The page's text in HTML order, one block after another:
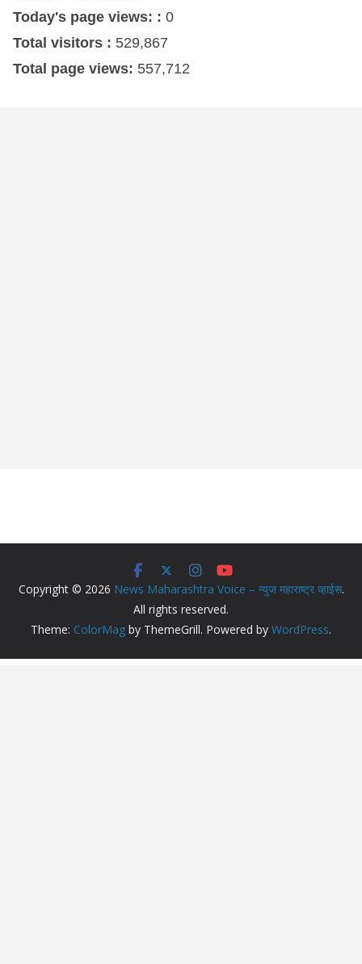
Today's page views: : 0
Total visitors : 529,867
Total page views: 557,712
Copyright © 2026 News Maharashtra Voice – न्युज महाराष्ट्र व्हाईस.
All rights reserved.
Theme: ColorMag by ThemeGrill. Powered by WordPress.